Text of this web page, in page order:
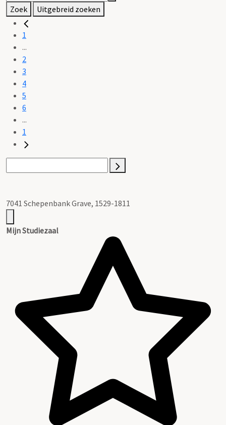
Zoek Uitgebreid zoeken
1
...
2
3
4
5
6
...
1
7041 Schepenbank Grave, 1529-1811
Mijn Studiezaal